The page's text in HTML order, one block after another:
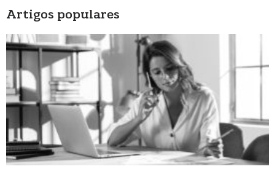
Artigos populares